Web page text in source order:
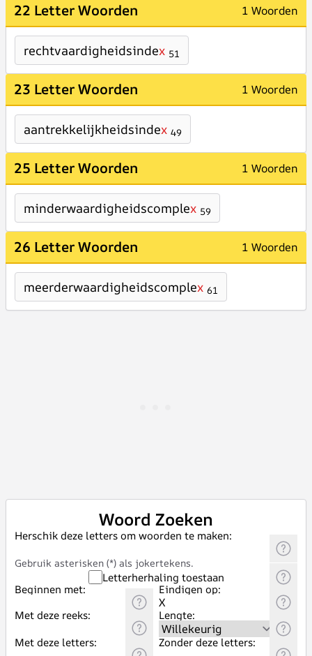
22 Letter Woorden 1 Woorden
rechtvaardigheidsindex 51
23 Letter Woorden 1 Woorden
aantrekkelijkheidsindex 49
25 Letter Woorden 1 Woorden
minderwaardigheidscomplex 59
26 Letter Woorden 1 Woorden
meerderwaardigheidscomplex 61
Woord Zoeken
Herschik deze letters om woorden te maken:
Gebruik asterisken (*) als jokertekens.
Letterherhaling toestaan
Beginnen met:
Eindigen op:
Met deze reeks:
Lengte:
Met deze letters:
Zonder deze letters: